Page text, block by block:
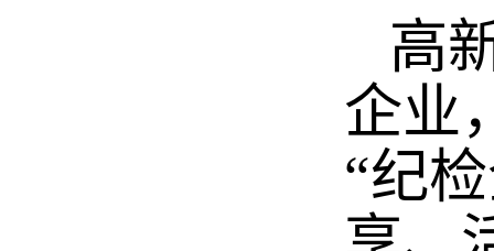
高
企业
“纪